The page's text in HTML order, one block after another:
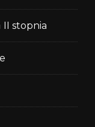
II stopnia